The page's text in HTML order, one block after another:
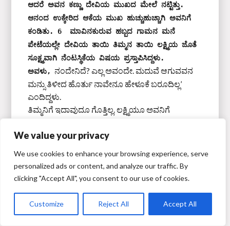
We value your privacy
We use cookies to enhance your browsing experience, serve
personalized ads or content, and analyze our traffic. By
clicking "Accept All", you consent to our use of cookies.
Customize Reject All Accept All
ಆದರೆ ಅವನ ಕಣ್ಣು ದೇವಿಯ ಮುಖದ ಮೇಲೆ ನಟ್ಟಿತ್ತು.
ಆನಂದ ಉಕ್ಕೇರಿದ ಆಕೆಯ ಮುಖ ಹುಚ್ಚುಹುಚ್ಚಾಗಿ ಅವನಿಗೆ
ಕಂಡಿತು. 6  ಮಾವಿನಕುರುವ ಹಬ್ಬದ ಗಾಮನ ಮನೆ
ಪೇಟೆಯಲ್ಲೇ ದೇವಿಯ ತಾಯಿ ತಿಮ್ಮನ ತಾಯಿ ಲಕ್ಷ್ಮಿಯ ಜೊತೆ
ಸೂಕ್ಷ್ಮವಾಗಿ ನೆಂಟಸ್ಥಿಕೆಯ ವಿಷಯ ಪ್ರಸ್ತಾಪಿಸಿದ್ದಳು.
ಅವಳು, ನಂದೇನಿದೆ? ಎಲ್ಲ ಅವಂದೇ. ಮದುವೆ ಆಗುವವನ
ಮನ್ಸು ತಿಳೀದ ಹೊರ್ತು ನಾವೇನೂ ಹೇಳೂಕೆ ಬರೂದಿಲ್ಲ’
ಎಂದಿದ್ದಳು.
ತಿಮ್ಮನಿಗೆ ಇದಾವುದೂ ಗೊತ್ತಿಲ್ಲ. ಲಕ್ಷ್ಮಿಯೂ ಅವನಿಗೆ
ವಿಚಾರ ಆಗಿರಲಿಲ್ಲ. ಏಕೆಂದರೆ ಅದೆಷ್ಟೋ ಜನ ಹೆಣ್ಣಿದ್ದವರು
ಒಳತೋಟಿ ಅವಳಿಗೆ ಹೇಗೆ ಗೊತ್ತಾಗಬೇಕು?
ತಿಮ್ಮ ಅದೇ ಗುಂಗಿನಲ್ಲೇ ಇದ್ದ. ಹಬ್ಬ ಆಗಿ ಎರಡು ದಿನದ ನಂತರ
ಮಾವಿನಕುರುವ ಕೋಳಿಪಡೆಗೆ ನಡೆದ.
ಈ ಕಡೆ ಯಾವುದೇ ತೇರು, ಜಾತ್ರೆ, ಸಾರ್ವಜನಿಕ ಉತ್ಸವ ನಡೆದರೆ